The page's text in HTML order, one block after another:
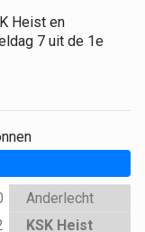
Heist en
7 uit de 1e
Anderlecht
KSK Heist